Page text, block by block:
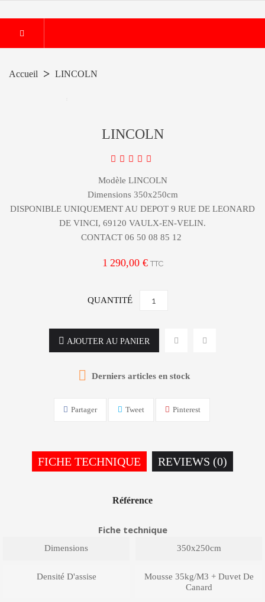
Accueil LINCOLN
LINCOLN
Modèle LINCOLN
Dimensions 350x250cm
DISPONIBLE UNIQUEMENT AU DEPOT 9 RUE DE LEONARD
DE VINCI, 69120 VAULX-EN-VELIN.
CONTACT 06 50 08 85 12
1 290,00 € TTC
QUANTITÉ
AJOUTER AU PANIER
 Derniers articles en stock
Partager Tweet Pinterest
FICHE TECHNIQUE REVIEWS (0)
Référence
Fiche technique
Dimensions 350x250cm
Densité D'assise
Mousse 35kg/m3 + Duvet De
Canard